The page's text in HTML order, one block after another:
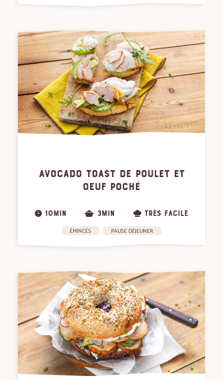
AVOCADO TOAST DE POULET ET
OEUF POCHÉ
10MIN 3MIN TRÈS FACILE
ÉMINCÉS PAUSE DÉJEUNER